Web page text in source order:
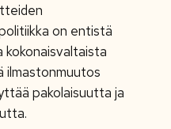
on entistä
kokonaisvaltaista
ilmastonmuutos
pakolaisuutta ja